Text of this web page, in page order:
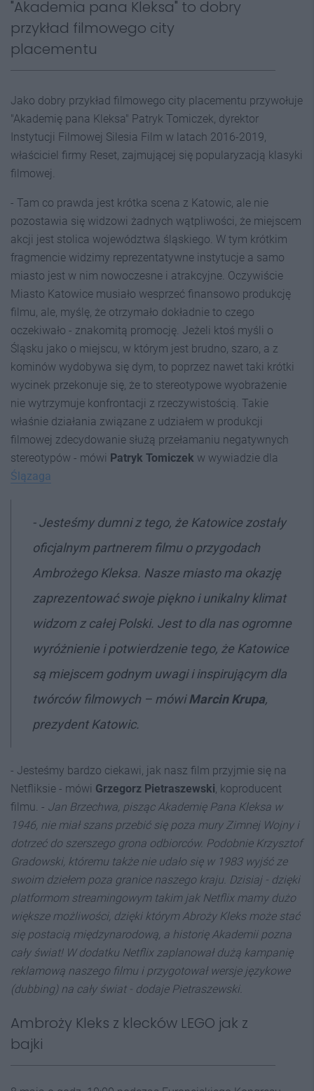
"Akademia pana Kleksa" to dobry
przykład filmowego city
placementu
Jako dobry przykład filmowego city placementu przywołuje
"Akademię pana Kleksa" Patryk Tomiczek, dyrektor
Instytucji Filmowej Silesia Film w latach 2016-2019,
właściciel firmy Reset, zajmującej się popularyzacją klasyki
filmowej.
- Tam co prawda jest krótka scena z Katowic, ale nie
pozostawia się widzowi żadnych wątpliwości, że miejscem
akcji jest stolica województwa śląskiego. W tym krótkim
fragmencie widzimy reprezentatywne instytucje a samo
miasto jest w nim nowoczesne i atrakcyjne. Oczywiście
Miasto Katowice musiało wesprzeć finansowo produkcję
filmu, ale, myślę, że otrzymało dokładnie to czego
oczekiwało - znakomitą promocję. Jeżeli ktoś myśli o
Śląsku jako o miejscu, w którym jest brudno, szaro, a z
kominów wydobywa się dym, to poprzez nawet taki krótki
wycinek przekonuje się, że to stereotypowe wyobrażenie
nie wytrzymuje konfrontacji z rzeczywistością. Takie
właśnie działania związane z udziałem w produkcji
filmowej zdecydowanie służą przełamaniu negatywnych
stereotypów - mówi Patryk Tomiczek w wywiadzie dla
Ślązaga
- Jesteśmy dumni z tego, że Katowice zostały
oficjalnym partnerem filmu o przygodach
Ambrożego Kleksa. Nasze miasto ma okazję
zaprezentować swoje piękno i unikalny klimat
widzom z całej Polski. Jest to dla nas ogromne
wyróżnienie i potwierdzenie tego, że Katowice
są miejscem godnym uwagi i inspirującym dla
twórców filmowych – mówiMarcin Krupa,
prezydent Katowic.
- Jesteśmy bardzo ciekawi, jak nasz film przyjmie się na
Netfliksie - mówi Grzegorz Pietraszewski, koproducent
filmu. - Jan Brzechwa, pisząc Akademię Pana Kleksa w
1946, nie miał szans przebić się poza mury Zimnej Wojny i
dotrzeć do szerszego grona odbiorców. Podobnie Krzysztof
Gradowski, któremu także nie udało się w 1983 wyjść ze
swoim dziełem poza granice naszego kraju. Dzisiaj - dzięki
platformom streamingowym takim jak Netflix mamy dużo
większe możliwości, dzięki którym Abroży Kleks może stać
się postacią międzynarodową, a historię Akademii pozna
cały świat! W dodatku Netflix zaplanował dużą kampanię
reklamową naszego filmu i przygotował wersje językowe
(dubbing) na cały świat - dodaje Pietraszewski.
Ambroży Kleks z klecków LEGO jak z
bajki